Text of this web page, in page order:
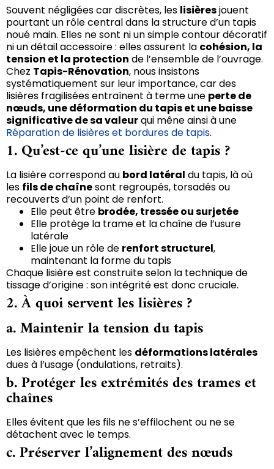
Souvent négligées car discrètes, les lisièresjouent
pourtant un rôle central dans la structure d’un tapis
noué main. Elles ne sont ni un simple contour décoratif
ni un détail accessoire : elles assurent la cohésion, la
tension et la protection de l’ensemble de l’ouvrage.
Chez Tapis-Rénovation, nous insistons
systématiquement sur leur importance, car des
lisières fragilisées entraînent à terme une perte de
nœuds, une déformation du tapis et une baisse
significative de sa valeurqui mêne ainsi à une
Réparation de lisières et bordures de tapis.
1. Qu’est-ce qu’une lisière de tapis ?
La lisière correspond au bord latéral du tapis, là où
les fils de chaînesont regroupés, torsadés ou
recouverts d’un point de renfort.
Elle peut être brodée, tressée ou surjetée
Elle protège la trame et la chaîne de l’usure
latérale
Elle joue un rôle de renfort structurel,
maintenant la forme du tapis
Chaque lisière est construite selon la technique de
tissage d’origine : son intégrité est donc cruciale.
2. À quoi servent les lisières ?
a. Maintenir la tension du tapis
Les lisières empêchent les déformations latérales
dues à l’usage (ondulations, retraits).
b. Protéger les extrémités des trames et
chaînes
Elles évitent que les fils ne s’effilochent ou ne se
détachent avec le temps.
c. Préserver l’alignement des nœuds